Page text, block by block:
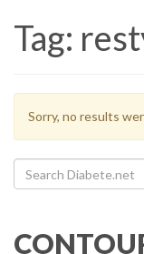
Tag:
Sorry, no results
Search for: